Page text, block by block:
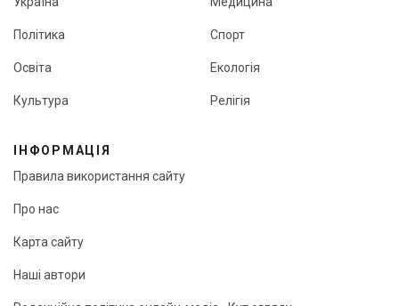
Політика
Освіта
Культура
Спорт
Екологія
Релігія
ІНФОРМАЦІЯ
Правила використання сайту
Про нас
Карта сайту
Наші автори